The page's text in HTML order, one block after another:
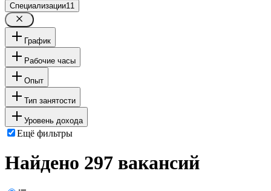
Специализации11
График
Рабочие часы
Опыт
Тип занятости
Уровень дохода
Ещё фильтры
Найдено 297 вакансий